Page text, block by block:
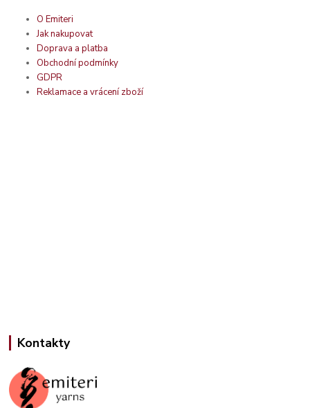
O Emiteri
Jak nakupovat
Doprava a platba
Obchodní podmínky
GDPR
Reklamace a vrácení zboží
Kontakty